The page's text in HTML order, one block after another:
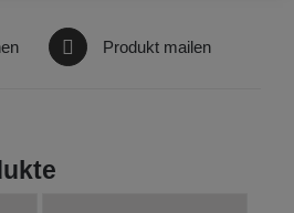
Produkt mailen